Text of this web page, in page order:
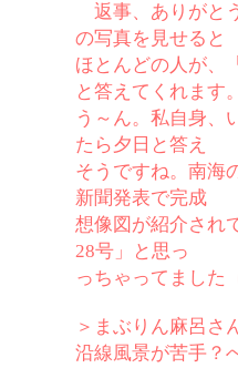
返事、ありがと
の写真を見せると
ほとんどの人が、
と答えてくれます。
う～ん。私自身、
たら夕日と答え
そうですね。南海
新聞発表で完成
想像図が紹介され
28号」と思っ
っちゃってました
＞まぶりん麻呂さ
沿線風景が苦手？